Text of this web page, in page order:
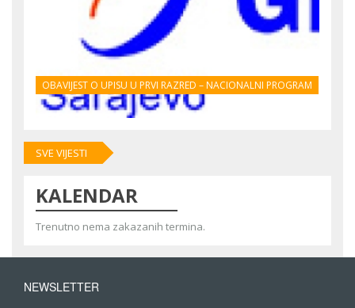
OBAVIJEST O UPISU U PRVI RAZRED – NACIONALNI PROGRAM
SVE VIJESTI
KALENDAR
Trenutno nema zakazanih termina.
NEWSLETTER